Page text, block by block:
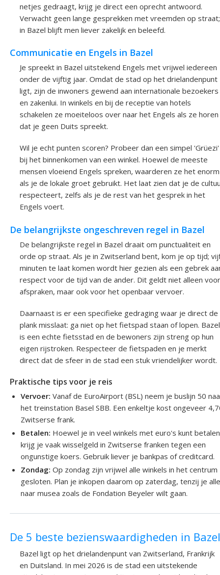
netjes gedraagt, krijg je direct een oprecht antwoord.
Verwacht geen lange gesprekken met vreemden op straat;
in Bazel blijft men liever zakelijk en beleefd.
Communicatie en Engels in Bazel
Je spreekt in Bazel uitstekend Engels met vrijwel iedereen
onder de vijftig jaar. Omdat de stad op het drielandenpunt
ligt, zijn de inwoners gewend aan internationale bezoekers
en zakenlui. In winkels en bij de receptie van hotels
schakelen ze moeiteloos over naar het Engels als ze horen
dat je geen Duits spreekt.
Wil je echt punten scoren? Probeer dan een simpel 'Grüezi'
bij het binnenkomen van een winkel. Hoewel de meeste
mensen vloeiend Engels spreken, waarderen ze het enorm
als je de lokale groet gebruikt. Het laat zien dat je de
respecteert, zelfs als je de rest van het gesprek in het
Engels voert.
De belangrijkste ongeschreven regel in Bazel
De belangrijkste regel in Bazel draait om punctualiteit en
orde op straat. Als je in Zwitserland bent, kom je op tijd;
minuten te laat komen wordt hier gezien als een gebrek
respect voor de tijd van de ander. Dit geldt niet alleen voor
afspraken, maar ook voor het openbaar vervoer.
Daarnaast is er een specifieke gedraging waar je direct de
plank misslaat: ga niet op het fietspad staan of lopen. Bazel
is een echte fietsstad en de bewoners zijn streng op hun
eigen rijstroken. Respecteer de fietspaden en je merkt
direct dat de sfeer in de stad een stuk vriendelijker wordt.
Praktische tips voor je reis
Vervoer: Vanaf de EuroAirport (BSL) neem je buslijn 50
het treinstation Basel SBB. Een enkeltje kost ongeveer
Zwitserse frank.
Betalen: Hoewel je in veel winkels met euro's kunt
krijg je vaak wisselgeld in Zwitserse franken tegen een
ongunstige koers. Gebruik liever je bankpas of creditcard.
Zondag: Op zondag zijn vrijwel alle winkels in het centrum
gesloten. Plan je inkopen daarom op zaterdag, tenzij je
naar musea zoals de Fondation Beyeler wilt gaan.
De 5 beste bezienswaardigheden in Bazel
Bazel ligt op het drielandenpunt van Zwitserland, Frankrijk
en Duitsland. In mei 2026 is de stad een uitstekende